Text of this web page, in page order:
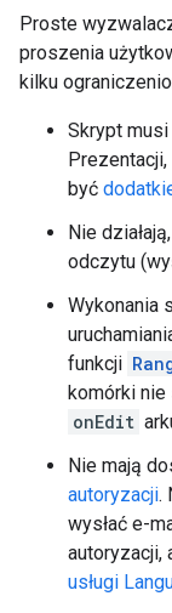
Proste
proszenia
kilku
Skrypt
być
Nie
odczytu
Wykonania
funkcji
komórki nie
onEdit
Nie mają
autoryzacji.
wysłać e-
autoryzacji,
usługi